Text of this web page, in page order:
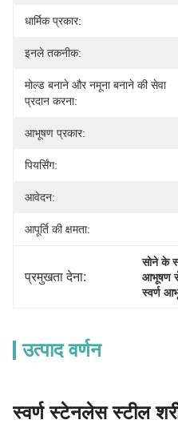
धार्मिक प्रकार:
इनले तकनीक:
मोल्ड बनाने और नमूना बनाने की सेवा
प्रदान करना:
आभूषण प्रकार:
पियर्सिंग:
आवेदन:
आपूर्ति की क्षमता:
प्रमुखता देना:
सोने के
आभूषण
स्वर्ण
उत्पाद वर्णन
स्वर्ण स्टेनलेस स्टील